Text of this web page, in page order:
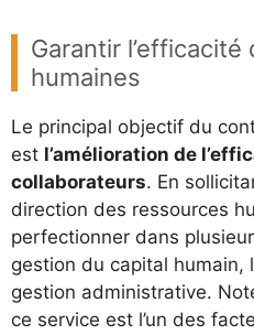
Garantir
humaines
Le principal objectif du
est l’amélioration de
collaborateurs. En
direction des ressources
perfectionner dans
gestion du capital humain,
gestion administrative.
ce service est l’un des